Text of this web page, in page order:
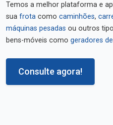
Temos a melhor plataforma e
sua frota como caminhões,
máquinas pesadas ou outros
bens-móveis como geradores
Consulte agora!